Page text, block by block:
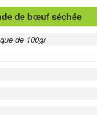
de bœuf séchée
de 100gr